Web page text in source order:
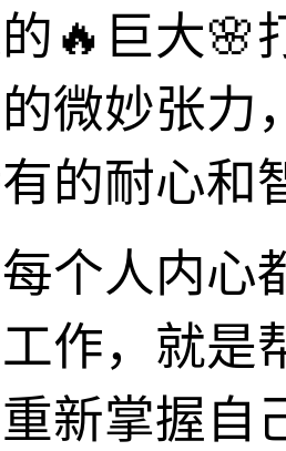
🔥巨大🌸
微妙张力
的耐心和
个人内心
作，就是
新掌握自